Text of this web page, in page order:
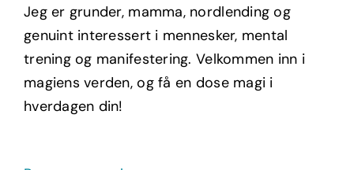
Jeg er grunder, mamma, nordlending og
genuint interessert i mennesker, mental
trening og manifestering. Velkommen inn i
magiens verden, og få en dose magi i
hverdagen din!